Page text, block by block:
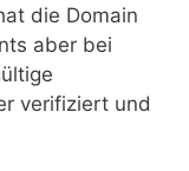
die Domain
aber bei
verifiziert und